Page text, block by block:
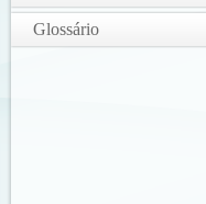
Glossário